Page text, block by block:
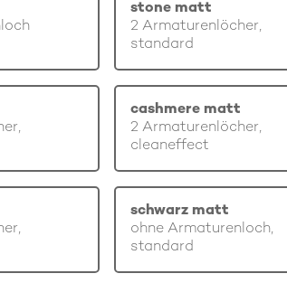
stone matt
2 Armaturenlöcher,
standard
cashmere matt
2 Armaturenlöcher,
cleaneffect
schwarz matt
ohne Armaturenloch,
standard